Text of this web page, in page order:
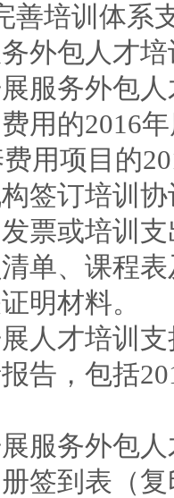
善培训体系
外包人才培
服务外包人
的2016年
用项目的
签订培训协
票或培训支
单、课程表
明材料。
人才培训支
，包括
服务外包人
签到表（复